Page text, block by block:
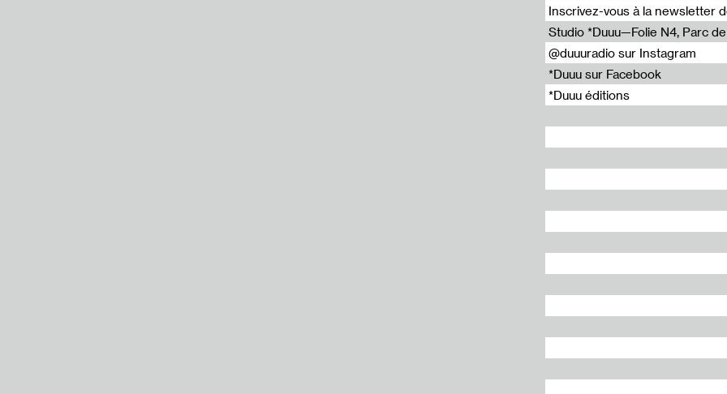
Inscrivez-vous à la newsletter
Studio *Duuu—Folie N4, Parc
@duuuradio sur Instagram
*Duuu sur Facebook
*Duuu éditions